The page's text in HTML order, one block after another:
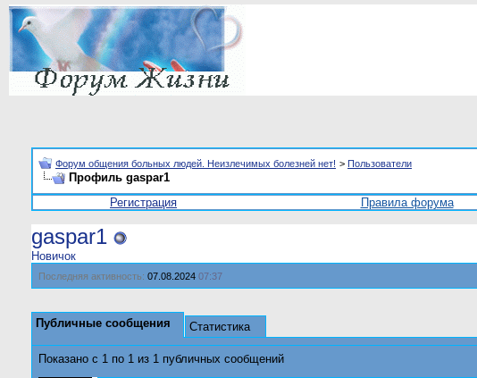
Форум общения больных людей. Неизлечимых болезней нет! > Пользователи
Профиль gaspar1
Регистрация Правила форума
gaspar1
Новичок
Последняя активность: 07.08.2024 07:37
Публичные сообщения Статистика
Показано с 1 по 1 из 1 публичных сообщений